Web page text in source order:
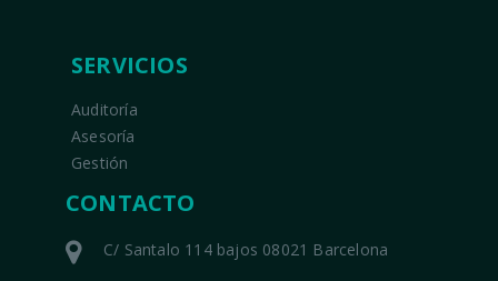
SERVICIOS
Auditoría
Asesoría
Gestión
CONTACTO
C/ Santalo 114 bajos 08021 Barcelona